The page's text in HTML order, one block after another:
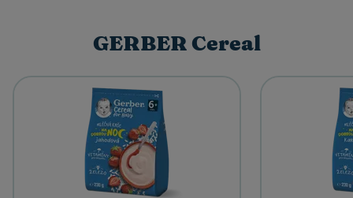
GERBER Cereal